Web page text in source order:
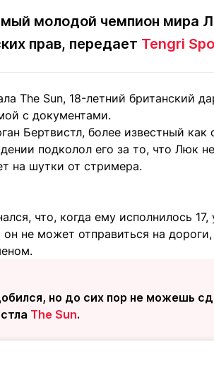
редакции Вакансии Реклама
(700) 3 888 188
молодой чемпион мира
прав, передает Tengri
The Sun, 18-летний британский
с документами.
Бертвистл, более известный
подколол его за то, что Люк
на шутки от стримера.
что, когда ему исполнилось
не может отправиться на
но до сих пор не можешь
The Sun.